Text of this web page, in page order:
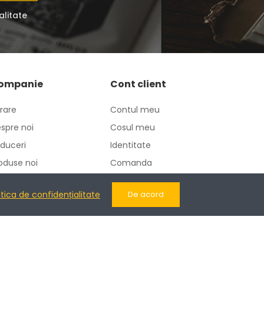
noi
noi
Cont client
Contul meu
Cosul meu
Identitate
Comanda
Adrese
de confidențialitate
De acord